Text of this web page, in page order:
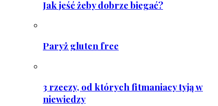
Jak jeść żeby dobrze biegać?
Paryż gluten free
3 rzeczy, od których fitmaniacy tyją w
niewiedzy